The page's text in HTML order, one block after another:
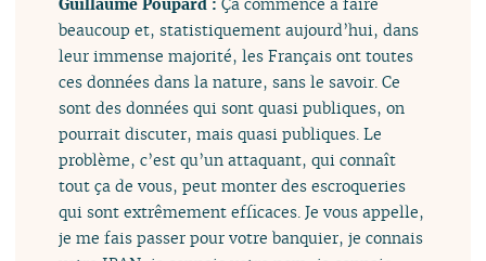
beaucoup et, statistiquement aujourd’hui, dans
leur immense majorité, les Français ont toutes
ces données dans la nature, sans le savoir. Ce
sont des données qui sont quasi publiques, on
pourrait discuter, mais quasi publiques. Le
problème, c’est qu’un attaquant, qui connaît
tout ça de vous, peut monter des escroqueries
qui sont extrêmement efficaces. Je vous appelle,
je me fais passer pour votre banquier, je connais